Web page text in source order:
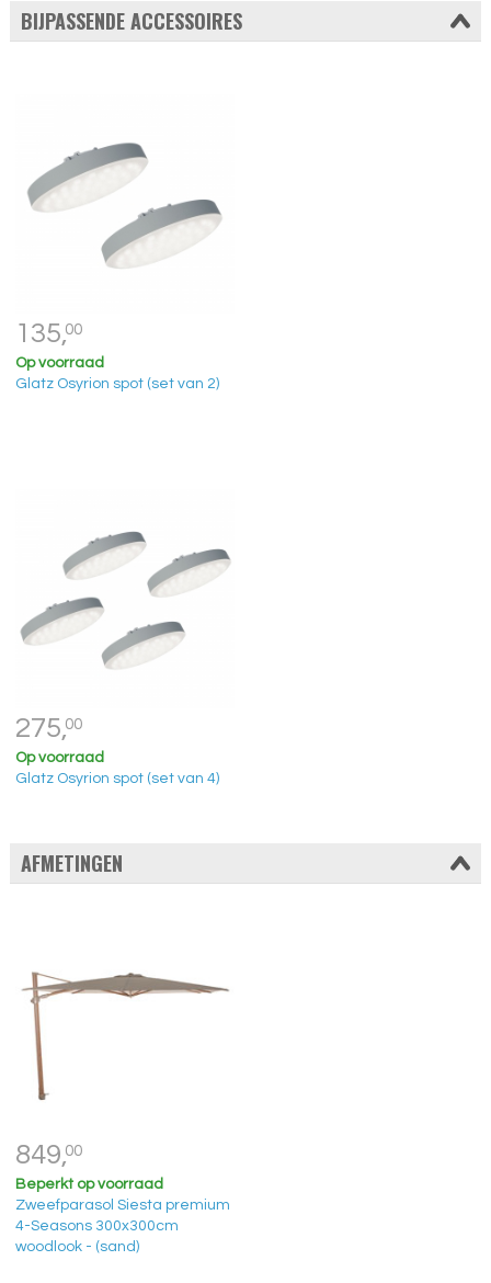
BIJPASSENDE ACCESSOIRES
135,00
Op voorraad
Glatz Osyrion spot (set van 2)
275,00
Op voorraad
Glatz Osyrion spot (set van 4)
AFMETINGEN
849,00
Beperkt op voorraad
Zweefparasol Siesta premium
4-Seasons 300x300cm
woodlook - (sand)